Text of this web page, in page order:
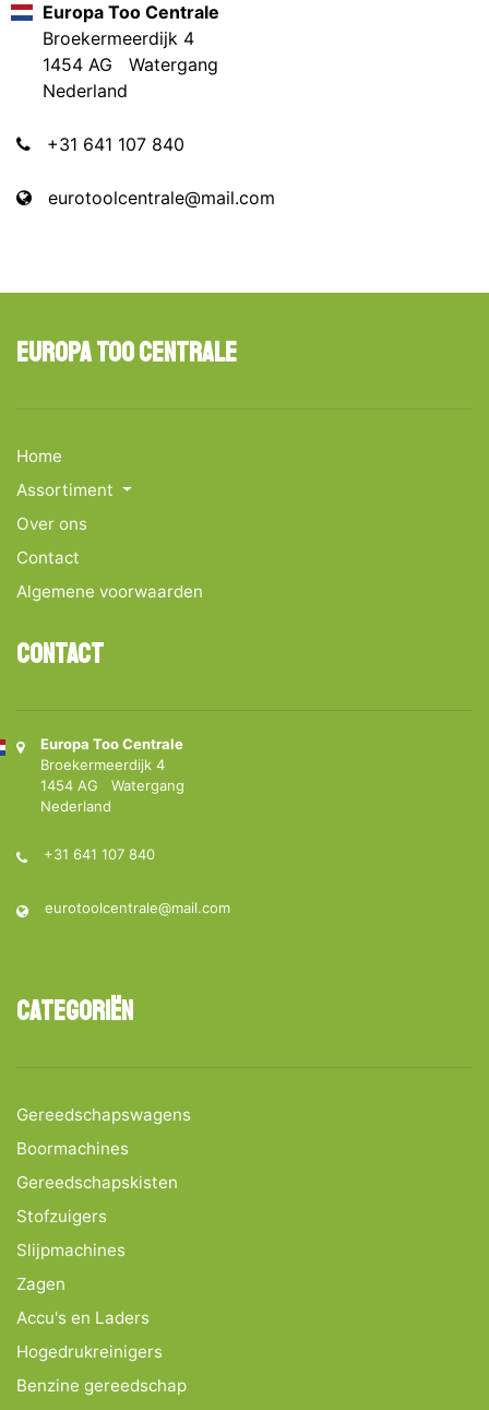
Europa Too Centrale
Broekermeerdijk 4
1454 AG Watergang
Nederland
+31 641 107 840
eurotoolcentrale@mail.com
Europa Too Centrale
Home
Assortiment
Over ons
Contact
Algemene voorwaarden
Contact
Europa Too Centrale
Broekermeerdijk 4
1454 AG Watergang
Nederland
+31 641 107 840
eurotoolcentrale@mail.com
Categoriën
Gereedschapswagens
Boormachines
Gereedschapskisten
Stofzuigers
Slijpmachines
Zagen
Accu's en Laders
Hogedrukreinigers
Benzine gereedschap